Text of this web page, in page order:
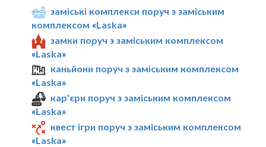
заміські комплекси поруч з заміським
комплексом «Laska»
замки поруч з заміським комплексом
«Laska»
каньйони поруч з заміським комплексом
«Laska»
кар'єри поруч з заміським комплексом
«Laska»
квест ігри поруч з заміським комплексом
«Laska»